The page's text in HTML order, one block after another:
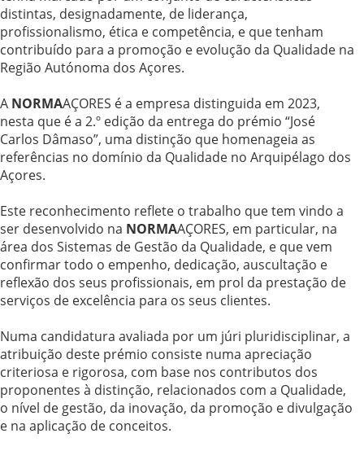
distintas, designadamente, de liderança,
profissionalismo, ética e competência, e que tenham
contribuído para a promoção e evolução da Qualidade na
Região Autónoma dos Açores.
A NORMAAÇORES é a empresa distinguida em 2023,
nesta que é a 2.º edição da entrega do prémio “José
Carlos Dâmaso”, uma distinção que homenageia as
referências no domínio da Qualidade no Arquipélago dos
Açores.
Este reconhecimento reflete o trabalho que tem vindo a
ser desenvolvido na NORMAAÇORES, em particular, na
área dos Sistemas de Gestão da Qualidade, e que vem
confirmar todo o empenho, dedicação, auscultação e
reflexão dos seus profissionais, em prol da prestação de
serviços de excelência para os seus clientes.
Numa candidatura avaliada por um júri pluridisciplinar, a
atribuição deste prémio consiste numa apreciação
criteriosa e rigorosa, com base nos contributos dos
proponentes à distinção, relacionados com a Qualidade,
o nível de gestão, da inovação, da promoção e divulgação
e na aplicação de conceitos.